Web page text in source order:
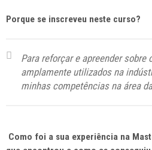
Porque se inscreveu neste curso?
Para reforçar e apreender sobre
amplamente utilizados na
minhas competências na área
Como foi a sua experiência na